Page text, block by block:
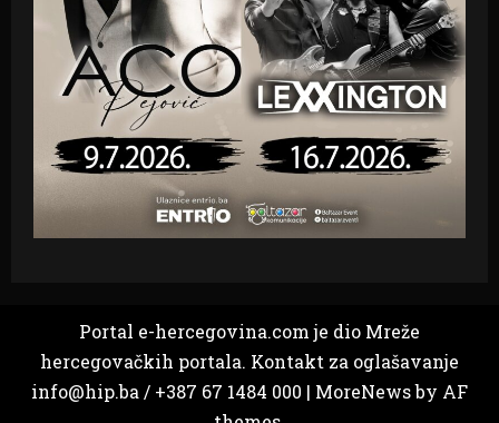
Portal e-hercegovina.com je dio Mreže
hercegovačkih portala. Kontakt za oglašavanje
info@hip.ba / +387 67 1484 000 | MoreNewsby AF